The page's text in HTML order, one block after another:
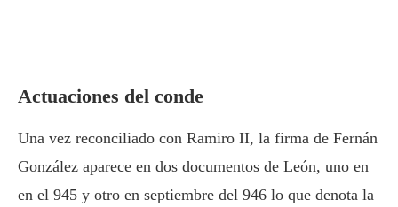
Actuaciones del conde
Una vez reconciliado con Ramiro II, la firma de Fernán
González aparece en dos documentos de León, uno en
en el 945 y otro en septiembre del 946 lo que denota la